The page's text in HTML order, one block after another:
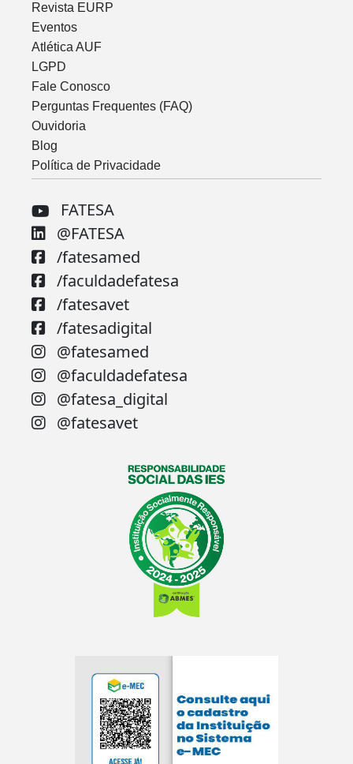
Revista EURP
Eventos
Atlética AUF
LGPD
Fale Conosco
Perguntas Frequentes (FAQ)
Ouvidoria
Blog
Política de Privacidade
FATESA
@FATESA
/fatesamed
/faculdadefatesa
/fatesavet
/fatesadigital
@fatesamed
@faculdadefatesa
@fatesa_digital
@fatesavet